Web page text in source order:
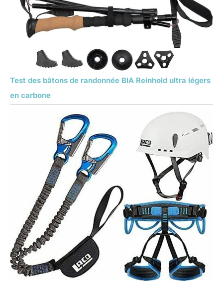
Test des bâtons de randonnée BIA Reinhold ultra légers
en carbone